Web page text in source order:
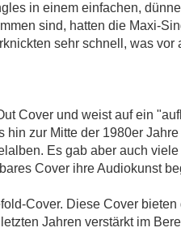
in einem einfachen,
sind, hatten die Maxi-
sehr schnell, was
Cover und weist auf ein
zur Mitte der 1980er
Es gab aber auch
Cover ihre Audiokunst
Cover. Diese Cover
Jahren verstärkt im